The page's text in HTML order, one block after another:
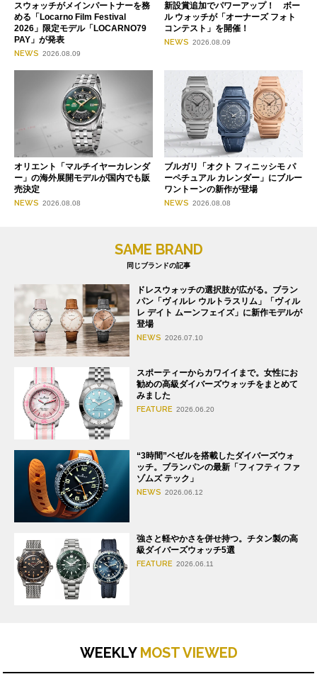
スウォッチがメインパートナーを務
める「Locarno Film Festival
2026」限定モデル「LOCARNO79
PAY」が発表
NEWS 2026.08.09
新設賞追加でパワーアップ！ ボー
ル ウォッチが「オーナーズ フォト
コンテスト」を開催！
NEWS 2026.08.09
オリエント「マルチイヤーカレンダ
ー」の海外展開モデルが国内でも販
売決定
NEWS 2026.08.08
ブルガリ「オクト フィニッシモ パ
ーペチュアル カレンダー」にブルー
ワントーンの新作が登場
NEWS 2026.08.08
SAME BRAND
同じブランドの記事
ドレスウォッチの選択肢が広がる。ブラン
パン「ヴィルレ ウルトラスリム」「ヴィル
レ デイト ムーンフェイズ」に新作モデルが
登場
NEWS 2026.07.10
スポーティーからカワイイまで。女性にお
勧めの高級ダイバーズウォッチをまとめて
みました
FEATURE 2026.06.20
“3時間”ベゼルを搭載したダイバーズウォ
ッチ。ブランパンの最新「フィフティ ファ
ゾムズ テック」
NEWS 2026.06.12
強さと軽やかさを併せ持つ。チタン製の高
級ダイバーズウォッチ5選
FEATURE 2026.06.11
WEEKLY MOST VIEWED